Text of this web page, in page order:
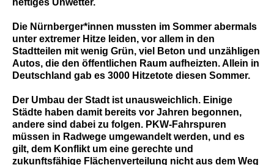
heftiges Unwetter.
Die Nürnberger*innen mussten im Sommer abermals
unter extremer Hitze leiden, vor allem in den
Stadtteilen mit wenig Grün, viel Beton und unzähligen
Autos, die den öffentlichen Raum aufheizten. Allein in
Deutschland gab es 3000 Hitzetote diesen Sommer.
Der Umbau der Stadt ist unausweichlich. Einige
Städte haben damit bereits vor Jahren begonnen,
andere sind dabei zu folgen. PKW-Fahrspuren
müssen in Radwege umgewandelt werden, und es
gilt, dem Konflikt um eine gerechte und
zukunftsfähige Flächenverteilung nicht aus dem Weg